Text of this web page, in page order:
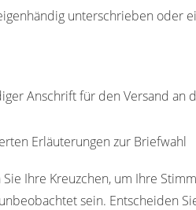
unterschrieben oder
Anschrift für den Versand an
Erläuterungen zur Briefwahl
Ihre Kreuzchen, um Ihre
sein. Entscheiden